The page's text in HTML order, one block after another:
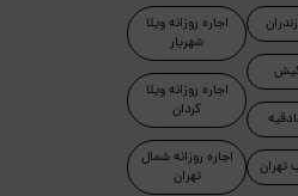
کیش
تهران
اجاره روزانه ویلا
شهریار
اجاره روزانه ویلا
کردان
اجاره روزانه شمال
تهران